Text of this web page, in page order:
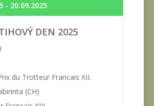
- 20.09.2025
DEN 2025
du Trotteur Francais XII.
(CH)